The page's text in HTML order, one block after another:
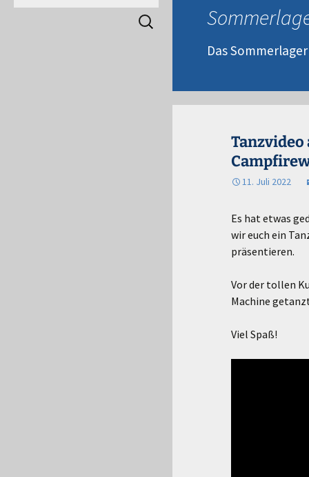
Pfadfinder Langerwehe
Suchen
nach:
Das
Tanzvideo
11. Juli 2022
Es hat etwas
wir euch ein
präsentieren.
Vor der tollen
Machine
Viel Spaß!